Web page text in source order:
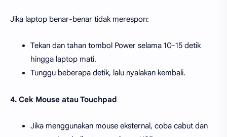
Jika laptop benar-benar tidak merespon:
Tekan dan tahan tombol Power selama 10-15 detik
hingga laptop mati.
Tunggu beberapa detik, lalu nyalakan kembali.
4. Cek Mouse atau Touchpad
Jika menggunakan mouse eksternal, coba cabut dan